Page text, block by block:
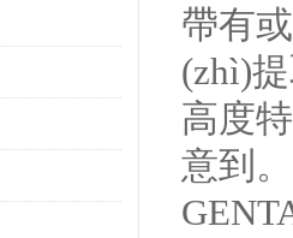
帶有
(zhì)
高度
意到。